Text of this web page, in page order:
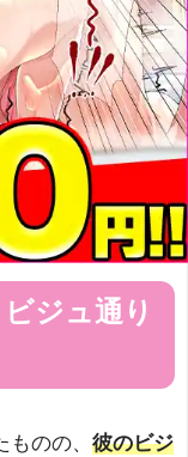
ジュ通り
のの、 彼のビジ